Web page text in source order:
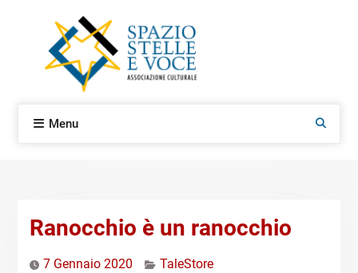
Menu Search
Ranocchio è un ranocchio
7 Gennaio 2020 TaleStore